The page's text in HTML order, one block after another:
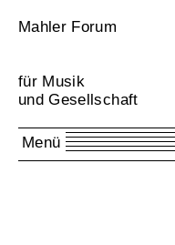
Mahler Forum
für Musik
und Gesellschaft
Menü